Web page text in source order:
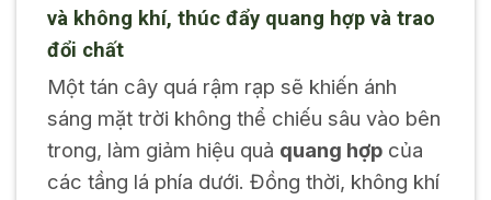
và không khí, thúc đẩy quang hợp và trao
đổi chất
Một tán cây quá rậm rạp sẽ khiến ánh
sáng mặt trời không thể chiếu sâu vào bên
trong, làm giảm hiệu quả quang hợpcủa
các tầng lá phía dưới. Đồng thời, không khí